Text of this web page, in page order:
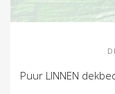
Puur LINNEN